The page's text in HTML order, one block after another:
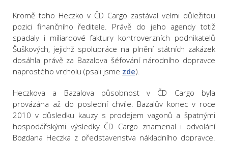
Kromě toho Heczko v ČD Cargo zastával velmi důležitou
pozici finančního ředitele. Právě do jeho agendy totiž
spadaly i miliardové faktury kontroverzních podnikatelů
Šuškových, jejichž spolupráce na plnění státních zakázek
dosáhla právě za Bazalova šéfování národního dopravce
naprostého vrcholu (psali jsme zde).
Heczkova a Bazalova působnost v ČD Cargo byla
provázána až do poslední chvíle. Bazalův konec v roce
2010 v důsledku kauzy s prodejem vagonů a špatnými
hospodářskými výsledky ČD Cargo znamenal i odvolání
Bogdana Heczka z představenstva nákladního dopravce.